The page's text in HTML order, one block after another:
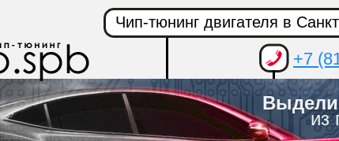
из
Чип-тюнинг двигателя в
+7